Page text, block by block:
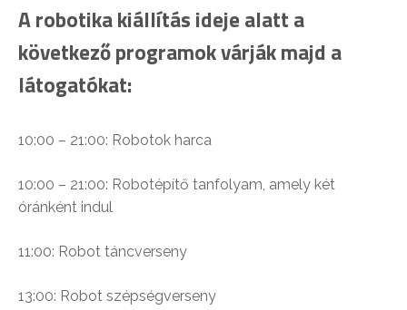
A robotika kiállítás ideje alatt a
következő programok várják majd a
látogatókat:
10:00 – 21:00: Robotok harca
10:00 – 21:00: Robotépítő tanfolyam, amely két
óránként indul
11:00: Robot táncverseny
13:00: Robot szépségverseny